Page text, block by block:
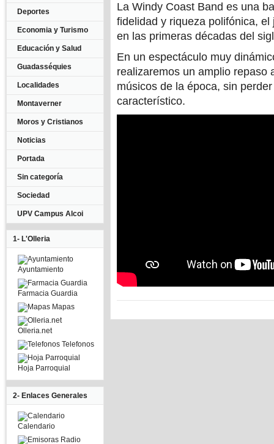
Deportes
Economia y Turismo
Educación y Salud
Guadasséquies
Localidades
Montaverner
Moros y Cristianos
Noticias
Portada
Sin categoría
Sociedad
UPV Campus Alcoi
1- L'Olleria
Ayuntamiento
Farmacia Guardia
Mapas
Olleria.net
Telefonos
Hoja Parroquial
2- Enlaces Generales
Calendario
La Windy Coast Band es una
fidelidad y riqueza polifónica,
en las primeras décadas del
En un espectáculo muy
realizaremos un amplio repaso
músicos de la época, sin
característico.